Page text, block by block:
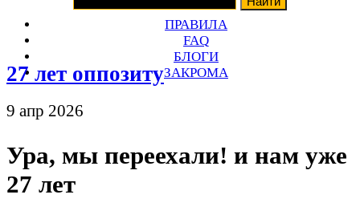
ПРАВИЛА
FAQ
БЛОГИ
ЗАКРОМА
27 лет оппозиту
9 апр 2026
Ура, мы переехали! и нам уже
27 лет